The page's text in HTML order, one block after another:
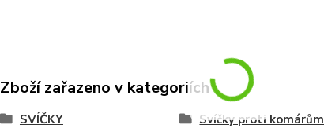
Zboží zařazeno v kategoriích
SVÍČKY Svíčky proti komárům